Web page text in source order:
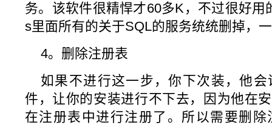
务。该软件很精悍才60多K，不过很好用
s里面所有的关于SQL的服务统统删掉，
4。删除注册表
如果不进行这一步，你下次装，他
件，让你的安装进行不下去，因为他在
在注册表中进行注册了。所以需要删